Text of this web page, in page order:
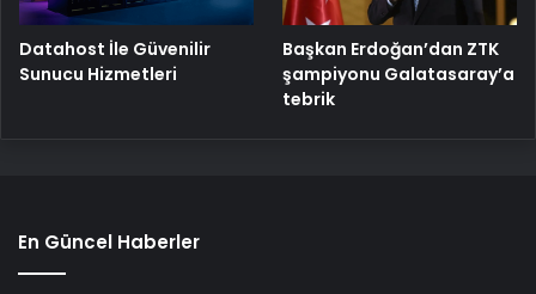
Datahost İle Güvenilir
Sunucu Hizmetleri
Başkan Erdoğan’dan ZTK
şampiyonu Galatasaray’a
tebrik
En Güncel Haberler